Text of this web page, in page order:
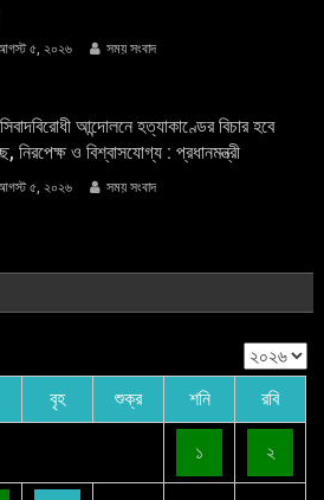
৫, ২০২৬ সময় সংবাদ
আন্দোলনে হত্যাকাণ্ডের বিচার হবে
নিরপেক্ষ ও বিশ্বাসযোগ্য : প্রধানমন্ত্রী
৫, ২০২৬ সময় সংবাদ
বৃহ শুক্র শনি রবি
১ ২